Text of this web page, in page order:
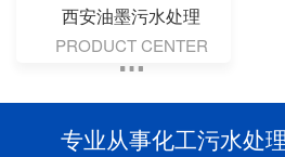
西安油墨污水处理
PRODUCT CENTER
专业从事化工污水处